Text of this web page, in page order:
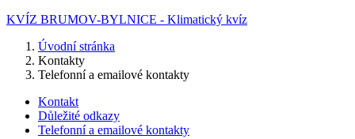
KVÍZ BRUMOV-BYLNICE - Klimatický kvíz
Úvodní stránka
Kontakty
Telefonní a emailové kontakty
Kontakt
Důležité odkazy
Telefonní a emailové kontakty